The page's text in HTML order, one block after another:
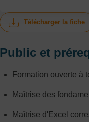
Télécharger la fiche
Public et
Formation ouverte à
Maîtrise des
Maîtrise d'Excel